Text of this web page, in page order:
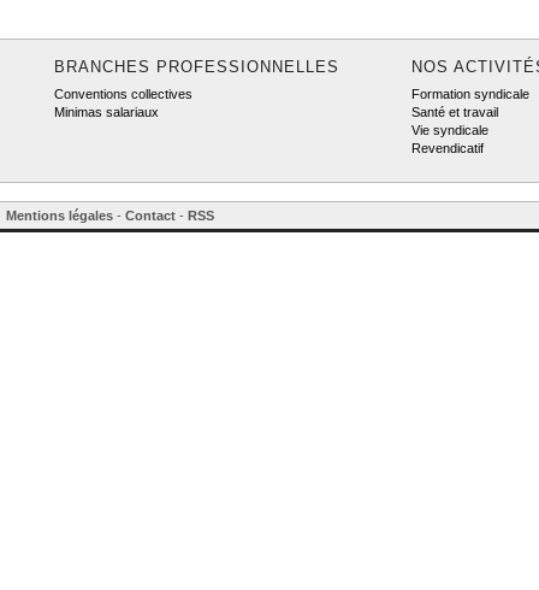
BRANCHES PROFESSIONNELLES
Conventions collectives
Minimas salariaux
NOS
Formation syndicale
Santé et travail
Vie syndicale
Revendicatif
Mentions légales - Contact - RSS